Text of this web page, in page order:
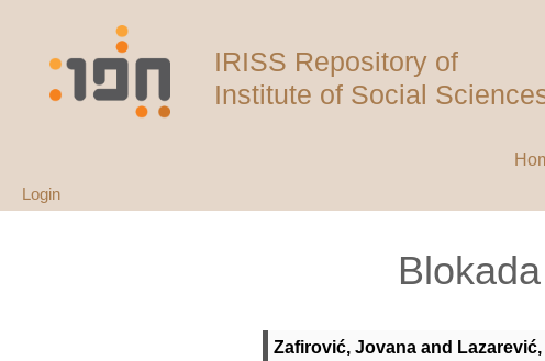
IRISS Repository of
Institute of Social
Login
Zafirović, Jovana and